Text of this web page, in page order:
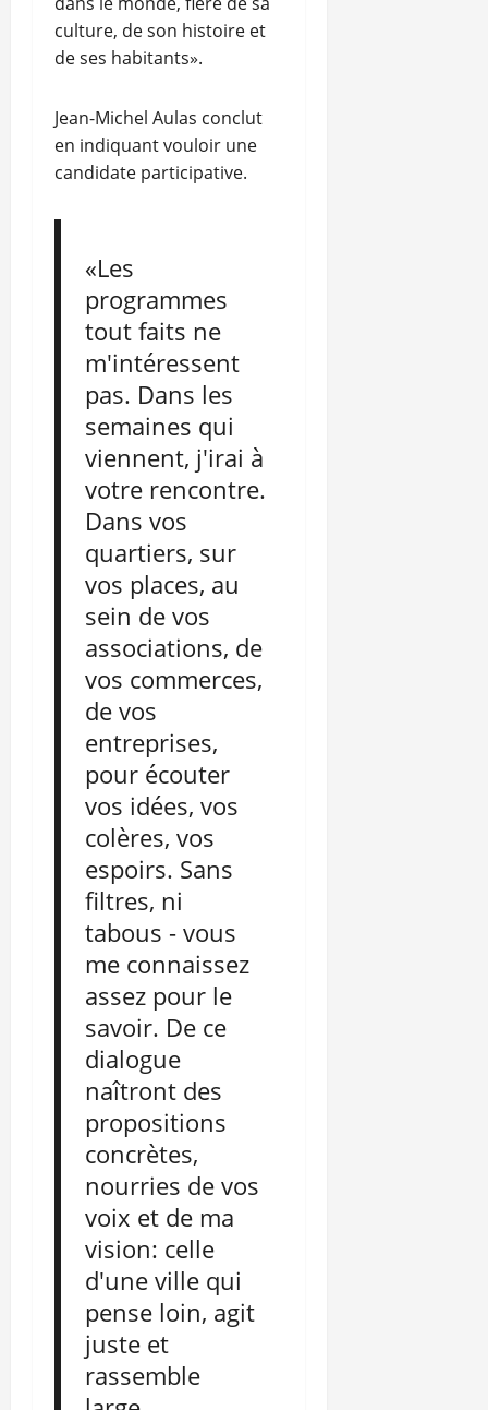
culture, de son histoire et
de ses habitants».
Jean-Michel Aulas conclut
en indiquant vouloir une
candidate participative.
«Les
programmes
tout faits ne
m'intéressent
pas. Dans les
semaines qui
viennent, j'irai à
votre rencontre.
Dans vos
quartiers, sur
vos places, au
sein de vos
associations, de
vos commerces,
de vos
entreprises,
pour écouter
vos idées, vos
colères, vos
espoirs. Sans
filtres, ni
tabous - vous
me connaissez
assez pour le
savoir. De ce
dialogue
naîtront des
propositions
concrètes,
nourries de vos
voix et de ma
vision: celle
d'une ville qui
pense loin, agit
juste et
rassemble